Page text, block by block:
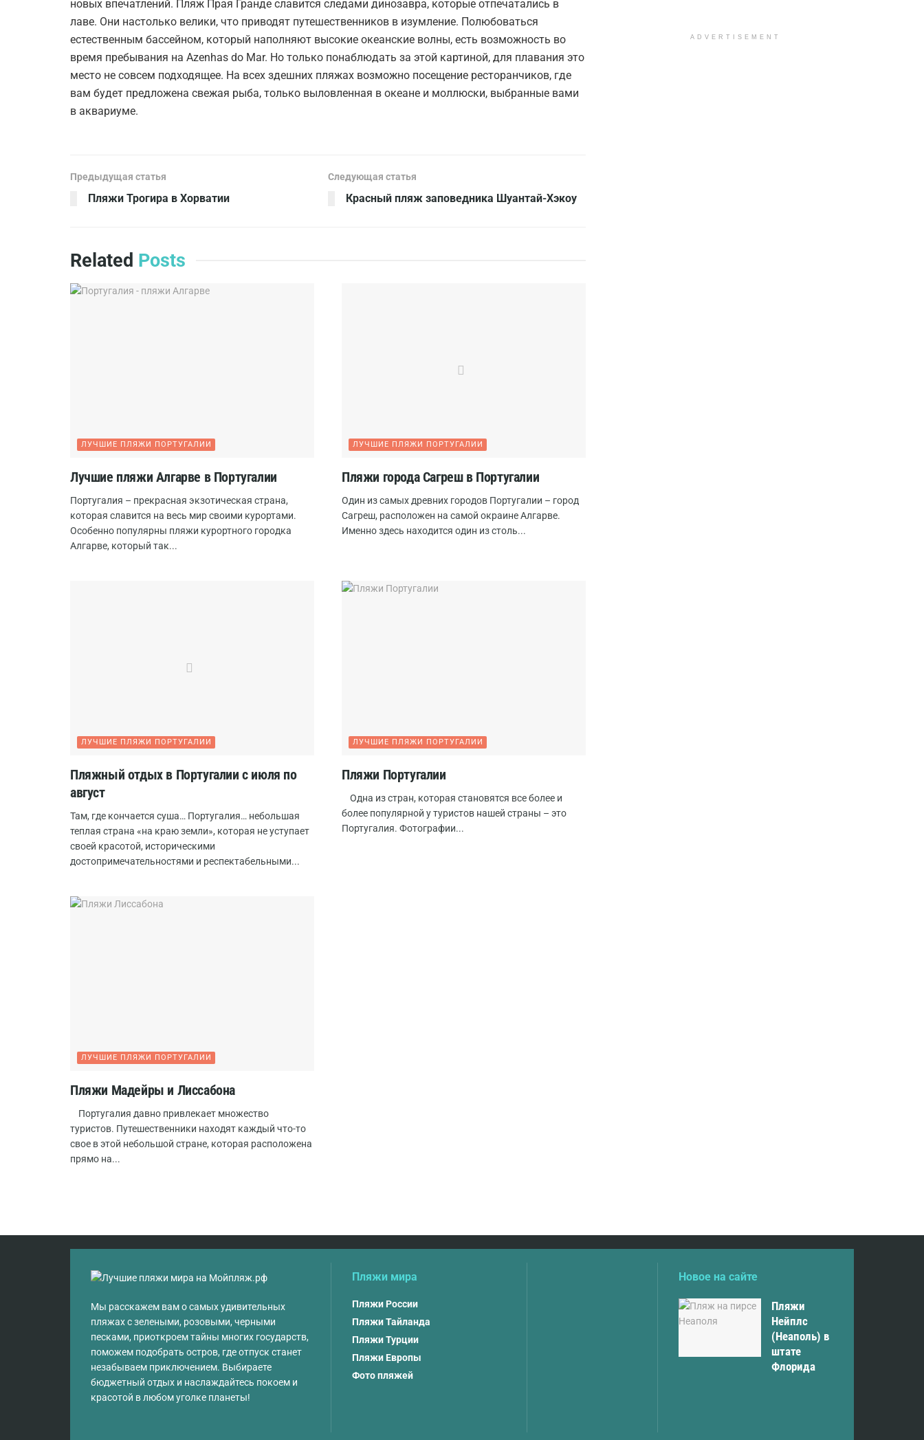
новых впечатлений. Пляж Прая Гранде славится следами динозавра, которые отпечатались в
лаве. Они настолько велики, что приводят путешественников в изумление. Полюбоваться
естественным бассейном, который наполняют высокие океанские волны, есть возможность во
время пребывания на Azenhas do Mar. Но только понаблюдать за этой картиной, для плавания это
место не совсем подходящее. На всех здешних пляжах возможно посещение ресторанчиков, где
вам будет предложена свежая рыба, только выловленная в океане и моллюски, выбранные вами
в аквариуме.
Предыдущая статья
Пляжи Трогира в Хорватии
Следующая статья
Красный пляж заповедника Шуантай-Хэкоу
Related Posts
ЛУЧШИЕ ПЛЯЖИ ПОРТУГАЛИИ
Лучшие пляжи Алгарве в Португалии
Португалия – прекрасная экзотическая страна,
которая славится на весь мир своими курортами.
Особенно популярны пляжи курортного городка
Алгарве, который так...
ЛУЧШИЕ ПЛЯЖИ ПОРТУГАЛИИ
Пляжи города Сагреш в Португалии
Один из самых древних городов Португалии – город
Сагреш, расположен на самой окраине Алгарве.
Именно здесь находится один из столь...
ЛУЧШИЕ ПЛЯЖИ ПОРТУГАЛИИ
Пляжный отдых в Португалии с июля по
август
Там, где кончается суша… Португалия… небольшая
теплая страна «на краю земли», которая не уступает
своей красотой, историческими
достопримечательностями и респектабельными...
ЛУЧШИЕ ПЛЯЖИ ПОРТУГАЛИИ
Пляжи Португалии
Одна из стран, которая становятся все более и
более популярной у туристов нашей страны – это
Португалия. Фотографии...
ЛУЧШИЕ ПЛЯЖИ ПОРТУГАЛИИ
Пляжи Мадейры и Лиссабона
Португалия давно привлекает множество
туристов. Путешественники находят каждый что-то
свое в этой небольшой стране, которая расположена
прямо на...
ADVERTISEMENT
Мы расскажем вам о самых удивительных
пляжах с зелеными, розовыми, черными
песками, приоткроем тайны многих государств,
поможем подобрать остров, где отпуск станет
незабываем приключением. Выбираете
бюджетный отдых и наслаждайтесь покоем и
красотой в любом уголке планеты!
Пляжи мира
Пляжи России
Пляжи Тайланда
Пляжи Турции
Пляжи Европы
Фото пляжей
Новое на сайте
Пляжи
Нейплс
(Неаполь) в
штате
Флорида